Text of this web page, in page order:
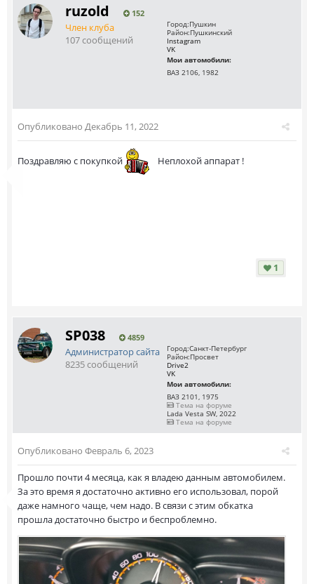
ruzold 152
Член клуба
107 сообщений
Город:Пушкин
Район:Пушкинский
Instagram
VK
Мои автомобили:
ВАЗ 2106, 1982
Опубликовано Декабрь 11, 2022
Поздравляю с покупкой Неплохой аппарат !
1
SP038 4859
Администратор сайта
8235 сообщений
Город:Санкт-Петербург
Район:Просвет
Drive2
VK
Мои автомобили:
ВАЗ 2101, 1975
Тема на форуме
Lada Vesta SW, 2022
Тема на форуме
Опубликовано Февраль 6, 2023
Прошло почти 4 месяца, как я владею данным автомобилем.
За это время я достаточно активно его использовал, порой
даже намного чаще, чем надо. В связи с этим обкатка
прошла достаточно быстро и беспроблемно.